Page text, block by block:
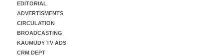
EDITORIAL
ADVERTISMENTS
CIRCULATION
BROADCASTING
KAUMUDY TV ADS
CRM DEPT